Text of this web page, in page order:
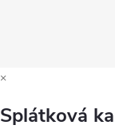
×
Splátková